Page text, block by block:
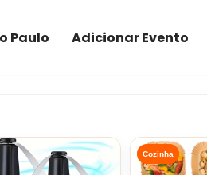
Paulo Adicionar Evento
Cozinha